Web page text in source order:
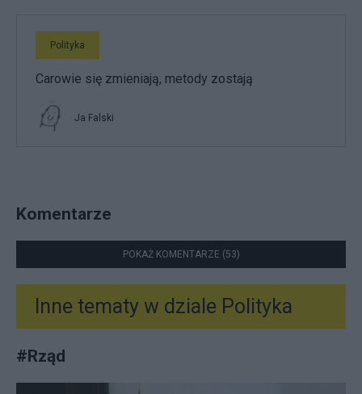
Polityka
Carowie się zmieniają, metody zostają
Ja Falski
Komentarze
POKAŻ KOMENTARZE (53)
Inne tematy w dziale Polityka
#Rząd